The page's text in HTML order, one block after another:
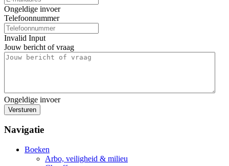
Ongeldige invoer
Telefoonnummer
Invalid Input
Jouw bericht of vraag
Ongeldige invoer
Versturen
Navigatie
Boeken
Arbo, veiligheid & milieu